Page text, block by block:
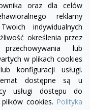
|element prosty
oraz dla celów
reklamy
indywidualnych
określenia przez
lub
w plikach cookies
konfiguracji usługi.
dostępne są u
usługi dostępu do
cookies. Polityka